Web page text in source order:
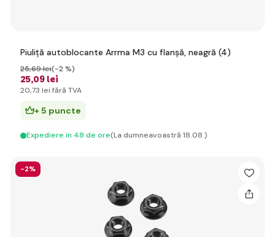
Piuliță autoblocante Arrma M3 cu flanșă, neagră (4)
25,09 lei
25,69 lei(-2 %)
20,73 lei fără TVA
+ 5 puncte
Expediere in 48 de ore(La dumneavoastră 18.08.)
-2%